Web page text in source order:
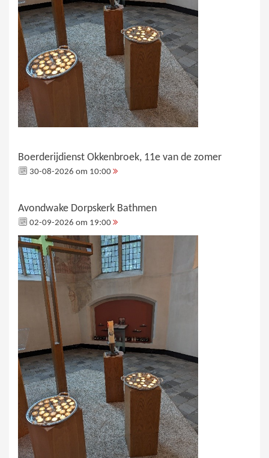
Boerderijdienst Okkenbroek, 11e van de zomer
30-08-2026 om 10:00
Avondwake Dorpskerk Bathmen
02-09-2026 om 19:00